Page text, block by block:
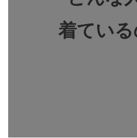
着ている